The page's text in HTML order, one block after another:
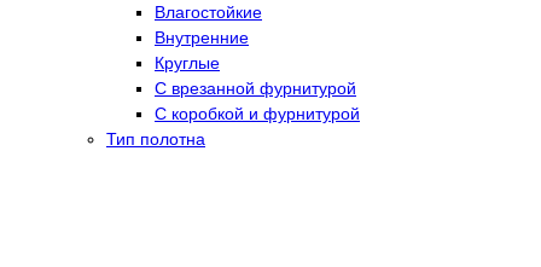
Влагостойкие
Внутренние
Круглые
С врезанной фурнитурой
С коробкой и фурнитурой
Тип полотна